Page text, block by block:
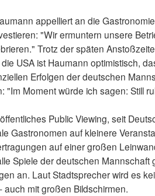
appelliert an die
"Wir ermuntern unsere
Trotz der späten
USA ist Haumann optimistisch,
Erfolgen der deutschen
"Im Moment würde ich sagen: Still
Public Viewing, seit
Gastronomen auf kleinere
auf einer großen
Spiele der deutschen Mannschaft
an. Laut Stadtsprecher wird es
auch mit großen Bildschirmen.